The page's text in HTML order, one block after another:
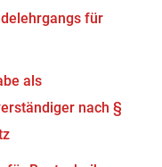
für
als
nach §